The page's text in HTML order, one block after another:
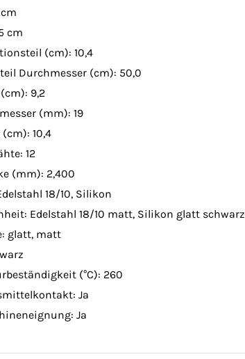
cm
(cm): 10,4
Durchmesser (cm): 50,0
9,2
(mm): 19
(cm): 10,4
12
(mm): 2,400
18/10, Silikon
Edelstahl 18/10 matt, Silikon glatt schwarz
glatt, matt
(°C): 260
Ja
Ja